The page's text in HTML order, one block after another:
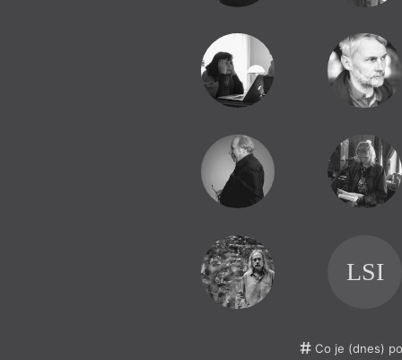
LSI
Co je (dnes)